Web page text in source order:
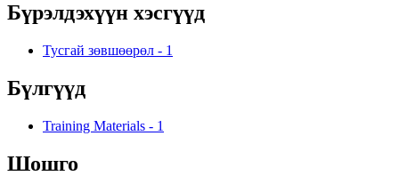
Бүрэлдэхүүн хэсгүүд
Тусгай зөвшөөрөл - 1
Бүлгүүд
Training Materials - 1
Шошго